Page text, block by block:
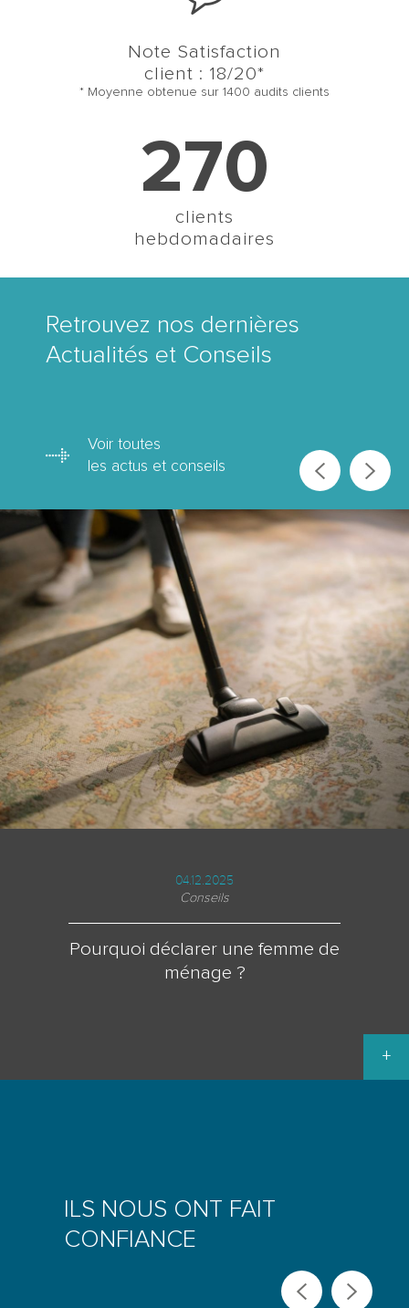
Note Satisfaction
client : 18/20*
* Moyenne obtenue sur 1400 audits clients
270
clients
hebdomadaires
Retrouvez nos dernières
Actualités et Conseils
Voir toutes
les actus et conseils
04.12.2025
Conseils
Pourquoi déclarer une femme de
ménage ?
+
ILS NOUS ONT FAIT
CONFIANCE